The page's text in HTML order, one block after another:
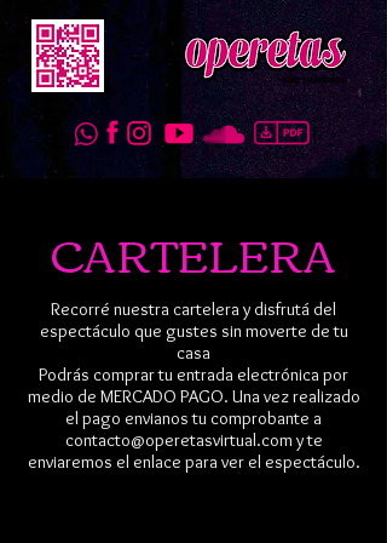
CARTELERA
Recorré nuestra cartelera y disfrutá del
espectáculo que gustes sin moverte de tu
casa
Podrás comprar tu entrada electrónica por
medio de MERCADO PAGO. Una vez realizado
el pago envianos tu comprobante a
contacto@operetasvirtual.com y te
enviaremos el enlace para ver el espectáculo.